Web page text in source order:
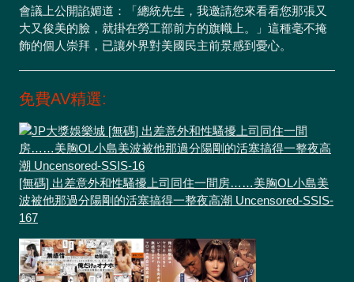
會議上公開諂媚道：「總統先生，我邀請您來看看您那張又
大又俊美的臉，就掛在勞工部前方的旗幟上。」這種毫不掩
飾的個人崇拜，已讓外界對美國民主前景感到憂心。
免費AV精選:
[無碼] 出差意外和性騷擾上司同住一間房……美胸OL小島美
波被他那過分陽剛的活塞搞得一整夜高潮 Uncensored-SSIS-
167